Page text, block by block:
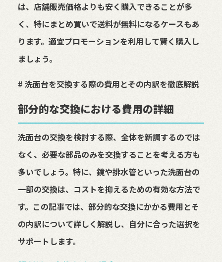
は、店舗販売価格よりも安く購入できることが多
く、特にまとめ買いで送料が無料になるケースもあ
ります。適宜プロモーションを利用して賢く購入し
ましょう。
# 洗面台を交換する際の費用とその内訳を徹底解説
部分的な交換における費用の詳細
洗面台の交換を検討する際、全体を新調するのでは
なく、必要な部品のみを交換することを考える方も
多いでしょう。特に、鏡や排水管といった洗面台の
一部の交換は、コストを抑えるための有効な方法で
す。この記事では、部分的な交換にかかる費用とそ
の内訳について詳しく解説し、自分に合った選択を
サポートします。